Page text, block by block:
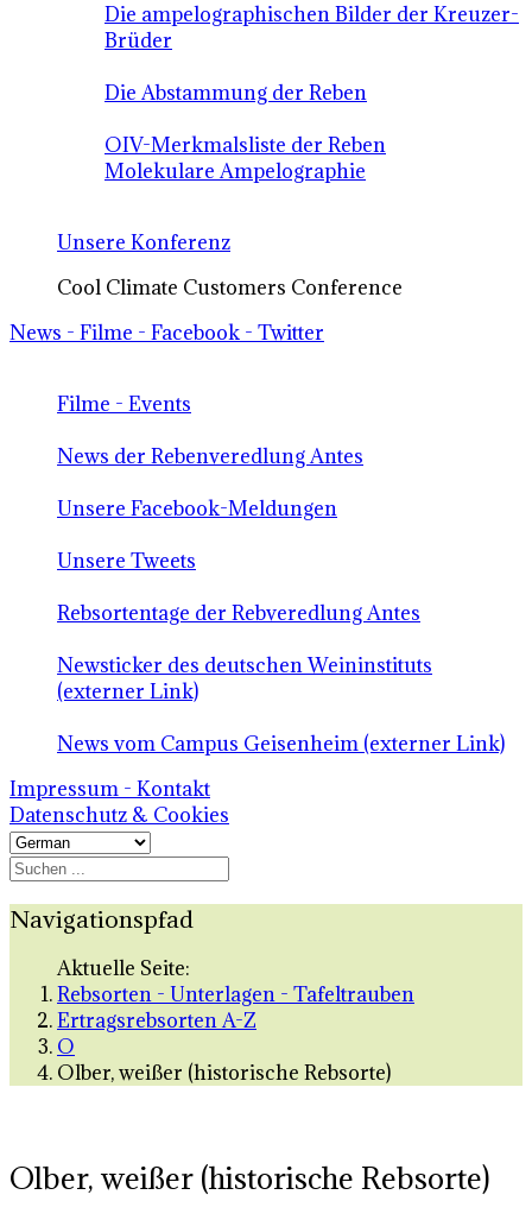
Die ampelographischen Bilder der Kreuzer-
Brüder
Die Abstammung der Reben
OIV-Merkmalsliste der Reben
Molekulare Ampelographie
Unsere Konferenz
Cool Climate Customers Conference
News - Filme - Facebook - Twitter
Filme - Events
News der Rebenveredlung Antes
Unsere Facebook-Meldungen
Unsere Tweets
Rebsortentage der Rebveredlung Antes
Newsticker des deutschen Weininstituts
(externer Link)
News vom Campus Geisenheim (externer Link)
Impressum - Kontakt
Datenschutz & Cookies
Navigationspfad
Aktuelle Seite:
Rebsorten - Unterlagen - Tafeltrauben
Ertragsrebsorten A-Z
O
Olber, weißer (historische Rebsorte)
Olber, weißer (historische Rebsorte)